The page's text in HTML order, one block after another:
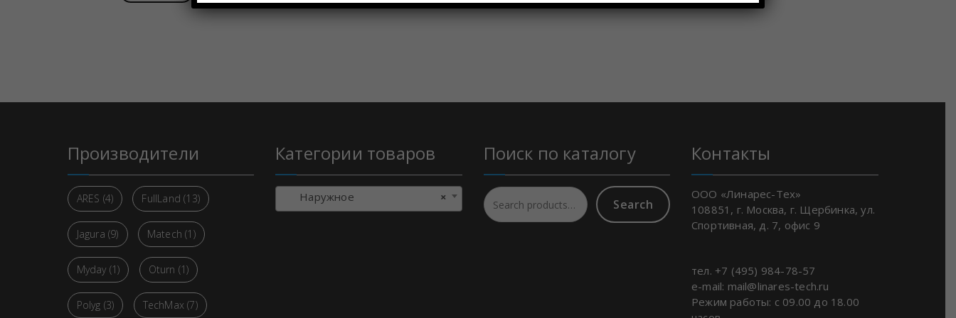
Производители
ARES (4) FullLand (13)
Jagura (9) Matech (1)
Myday (1) Oturn (1)
Polyg (3) TechMax (7)
Категории товаров
×
Наружное
Поиск по каталогу
Search
for:
Search
Контакты
ООО «Линарес-Тех»
108851, г. Москва, г. Щербинка, ул.
Спортивная, д. 7, офис 9
тел. +7 (495) 984-78-57
e-mail: mail@linares-tech.ru
Режим работы: с 09.00 до 18.00